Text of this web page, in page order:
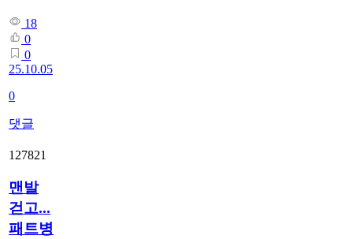
18
0
0
25.10.05
0
댓글
127821
맨발
걷고...
패트병